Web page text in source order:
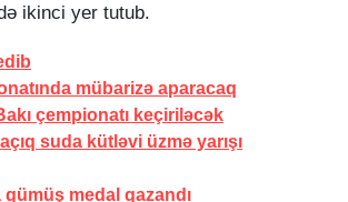
ikinci yer tutub.
mübarizə aparacaq
çempionatı keçiriləcək
suda kütləvi üzmə yarışı
medal qazandı